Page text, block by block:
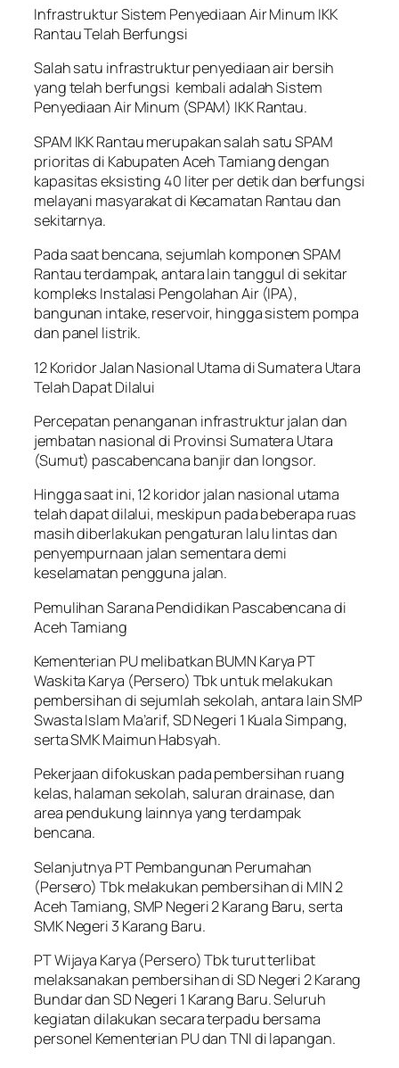
Infrastruktur Sistem Penyediaan Air Minum IKK
Rantau Telah Berfungsi
Salah satu infrastruktur penyediaan air bersih
yang telah berfungsi kembali adalah Sistem
Penyediaan Air Minum (SPAM) IKK Rantau.
SPAM IKK Rantau merupakan salah satu SPAM
prioritas di Kabupaten Aceh Tamiang dengan
kapasitas eksisting 40 liter per detik dan berfungsi
melayani masyarakat di Kecamatan Rantau dan
sekitarnya.
Pada saat bencana, sejumlah komponen SPAM
Rantau terdampak, antara lain tanggul di sekitar
kompleks Instalasi Pengolahan Air (IPA),
bangunan intake, reservoir, hingga sistem pompa
dan panel listrik.
12 Koridor Jalan Nasional Utama di Sumatera Utara
Telah Dapat Dilalui
Percepatan penanganan infrastruktur jalan dan
jembatan nasional di Provinsi Sumatera Utara
(Sumut) pascabencana banjir dan longsor.
Hingga saat ini, 12 koridor jalan nasional utama
telah dapat dilalui, meskipun pada beberapa ruas
masih diberlakukan pengaturan lalu lintas dan
penyempurnaan jalan sementara demi
keselamatan pengguna jalan.
Pemulihan Sarana Pendidikan Pascabencana di
Aceh Tamiang
Kementerian PU melibatkan BUMN Karya PT
Waskita Karya (Persero) Tbk untuk melakukan
pembersihan di sejumlah sekolah, antara lain SMP
Swasta Islam Ma’arif, SD Negeri 1 Kuala Simpang,
serta SMK Maimun Habsyah.
Pekerjaan difokuskan pada pembersihan ruang
kelas, halaman sekolah, saluran drainase, dan
area pendukung lainnya yang terdampak
bencana.
Selanjutnya PT Pembangunan Perumahan
(Persero) Tbk melakukan pembersihan di MIN 2
Aceh Tamiang, SMP Negeri 2 Karang Baru, serta
SMK Negeri 3 Karang Baru.
PT Wijaya Karya (Persero) Tbk turut terlibat
melaksanakan pembersihan di SD Negeri 2 Karang
Bundar dan SD Negeri 1 Karang Baru. Seluruh
kegiatan dilakukan secara terpadu bersama
personel Kementerian PU dan TNI di lapangan.